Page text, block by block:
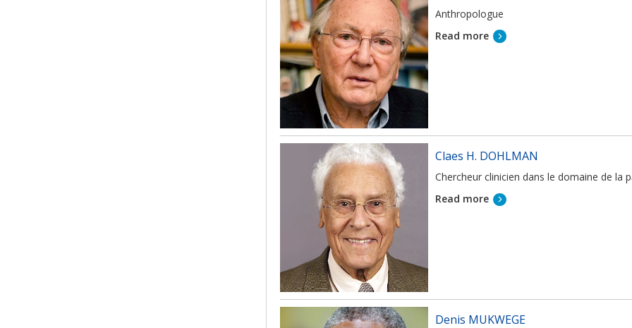
Anthropologue
Read more
Claes H. DOHLMAN
Chercheur clinicien dans le domaine de la
Read more
Denis MUKWEGE